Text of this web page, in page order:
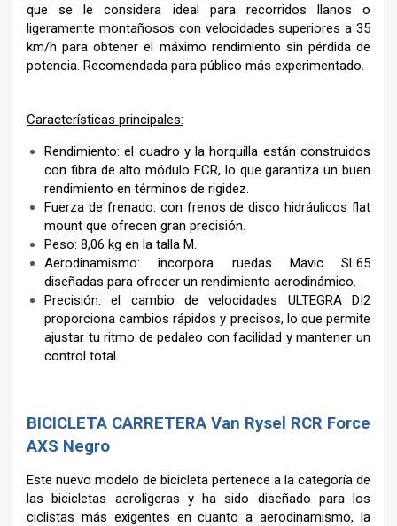
que se le considera ideal para recorridos llanos o
ligeramente montañosos con velocidades superiores a 35
km/h para obtener el máximo rendimiento sin pérdida de
potencia. Recomendada para público más experimentado.
Características principales:
Rendimiento: el cuadro y la horquilla están construidos
con fibra de alto módulo FCR, lo que garantiza un buen
rendimiento en términos de rigidez.
Fuerza de frenado: con frenos de disco hidráulicos flat
mount que ofrecen gran precisión.
Peso: 8,06 kg en la talla M.
Aerodinamismo: incorpora ruedas Mavic SL65
diseñadas para ofrecer un rendimiento aerodinámico.
Precisión: el cambio de velocidades ULTEGRA DI2
proporciona cambios rápidos y precisos, lo que permite
ajustar tu ritmo de pedaleo con facilidad y mantener un
control total.
BICICLETA CARRETERA Van Rysel RCR Force
AXS Negro
Este nuevo modelo de bicicleta pertenece a la categoría de
las bicicletas aeroligeras y ha sido diseñado para los
ciclistas más exigentes en cuanto a aerodinamismo, la